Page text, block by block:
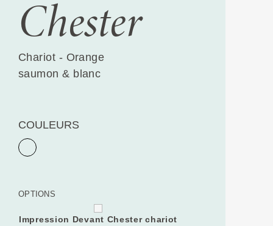
Chester
Chariot - Orange
saumon & blanc
COULEURS
OPTIONS
Impression Devant Chester chariot